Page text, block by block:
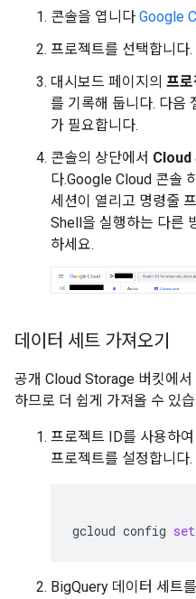
콘솔을 엽니다 Google
프로젝트를 선택합니다
대시보드 페이지의 프
를 기록해 둡니다. 다음
가 필요합니다.
콘솔의 상단에서 Cloud
다.Google Cloud 콘솔
세션이 열리고 명령줄
Shell을 실행하는 다른
하세요.
데이터 세트 가져오기
공개 Cloud Storage 버킷에
하므로 더 쉽게 가져올 수 있
프로젝트 ID를 사용하
프로젝트를 설정합니다.
gcloud config set
BigQuery 데이터 세트